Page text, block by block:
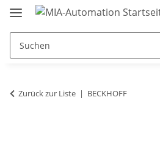
Zurück zur Liste BECKHOFF